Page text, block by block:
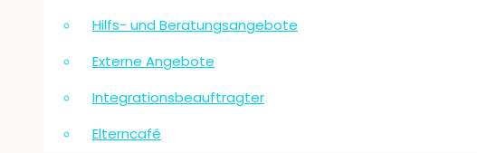
Hilfs- und Beratungsangebote
Externe Angebote
Integrationsbeauftragter
Elterncafé